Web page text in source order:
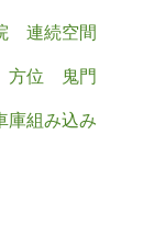
連続空間
方位
鬼門
庫組み込み